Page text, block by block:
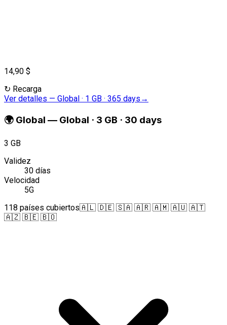
14,90 $
↻ Recarga
Ver detalles — Global · 1 GB · 365 days →
🌍 Global — Global · 3 GB · 30 days
3 GB
Validez
30 días
Velocidad
5G
118 países cubiertos🇦🇱 🇩🇪 🇸🇦 🇦🇷 🇦🇲 🇦🇺 🇦🇹
🇦🇿 🇧🇪 🇧🇴